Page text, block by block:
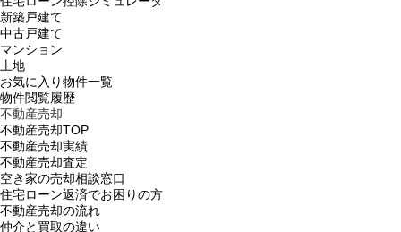
新築戸建て
中古戸建て
マンション
土地
お気に入り物件一覧
物件閲覧履歴
不動産売却
不動産売却TOP
不動産売却実績
不動産売却査定
空き家の売却相談窓口
住宅ローン返済でお困りの方
不動産売却の流れ
仲介と買取の違い